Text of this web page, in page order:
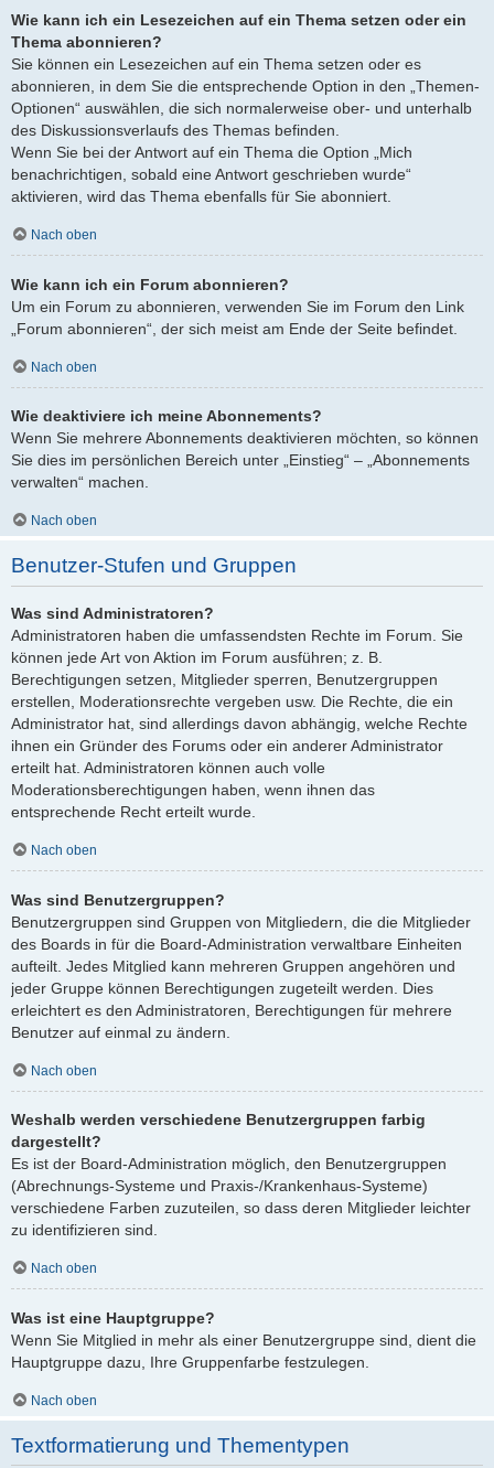
Wie kann ich ein Lesezeichen auf ein Thema setzen oder ein
Thema abonnieren?
Sie können ein Lesezeichen auf ein Thema setzen oder es
abonnieren, in dem Sie die entsprechende Option in den „Themen-
Optionen“ auswählen, die sich normalerweise ober- und unterhalb
des Diskussionsverlaufs des Themas befinden.
Wenn Sie bei der Antwort auf ein Thema die Option „Mich
benachrichtigen, sobald eine Antwort geschrieben wurde“
aktivieren, wird das Thema ebenfalls für Sie abonniert.
Nach oben
Wie kann ich ein Forum abonnieren?
Um ein Forum zu abonnieren, verwenden Sie im Forum den Link
„Forum abonnieren“, der sich meist am Ende der Seite befindet.
Nach oben
Wie deaktiviere ich meine Abonnements?
Wenn Sie mehrere Abonnements deaktivieren möchten, so können
Sie dies im persönlichen Bereich unter „Einstieg“ – „Abonnements
verwalten“ machen.
Nach oben
Benutzer-Stufen und Gruppen
Was sind Administratoren?
Administratoren haben die umfassendsten Rechte im Forum. Sie
können jede Art von Aktion im Forum ausführen; z. B.
Berechtigungen setzen, Mitglieder sperren, Benutzergruppen
erstellen, Moderationsrechte vergeben usw. Die Rechte, die ein
Administrator hat, sind allerdings davon abhängig, welche Rechte
ihnen ein Gründer des Forums oder ein anderer Administrator
erteilt hat. Administratoren können auch volle
Moderationsberechtigungen haben, wenn ihnen das
entsprechende Recht erteilt wurde.
Nach oben
Was sind Benutzergruppen?
Benutzergruppen sind Gruppen von Mitgliedern, die die Mitglieder
des Boards in für die Board-Administration verwaltbare Einheiten
aufteilt. Jedes Mitglied kann mehreren Gruppen angehören und
jeder Gruppe können Berechtigungen zugeteilt werden. Dies
erleichtert es den Administratoren, Berechtigungen für mehrere
Benutzer auf einmal zu ändern.
Nach oben
Weshalb werden verschiedene Benutzergruppen farbig
dargestellt?
Es ist der Board-Administration möglich, den Benutzergruppen
(Abrechnungs-Systeme und Praxis-/Krankenhaus-Systeme)
verschiedene Farben zuzuteilen, so dass deren Mitglieder leichter
zu identifizieren sind.
Nach oben
Was ist eine Hauptgruppe?
Wenn Sie Mitglied in mehr als einer Benutzergruppe sind, dient die
Hauptgruppe dazu, Ihre Gruppenfarbe festzulegen.
Nach oben
Textformatierung und Thementypen